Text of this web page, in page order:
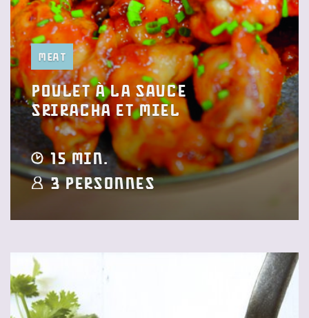
Meat
Poulet à la sauce
Sriracha et miel
15 min.
3 Personnes